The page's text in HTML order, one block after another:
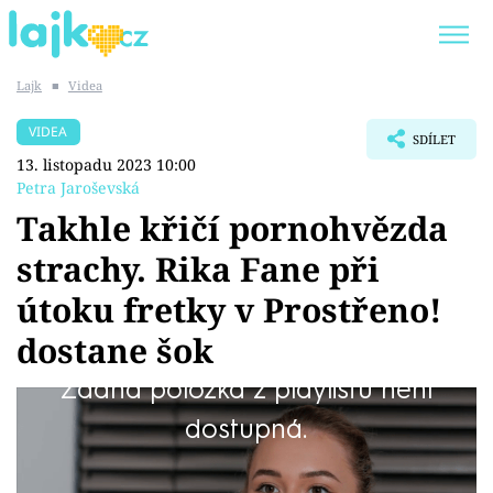
SHOPAHOLICADEL
Témata
Showbyznys
Youtubeři
Virály
Lajk ■ Videa
VIDEA
13. listopadu 2023 10:00
Petra Jaroševská
SDÍLET
Takhle křičí pornohvězda
strachy. Rika Fane při
útoku fretky v Prostřeno!
dostane šok
Žádná položka z playlistu není
dostupná.
Ve speciálu Prostřeno! se tento týden poperou
o výhru hvězdy, které jsou úspěšné na
sociálních sítích. V pondělí se k plotně postaví